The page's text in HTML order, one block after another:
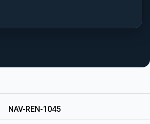
NAV-REN-1045